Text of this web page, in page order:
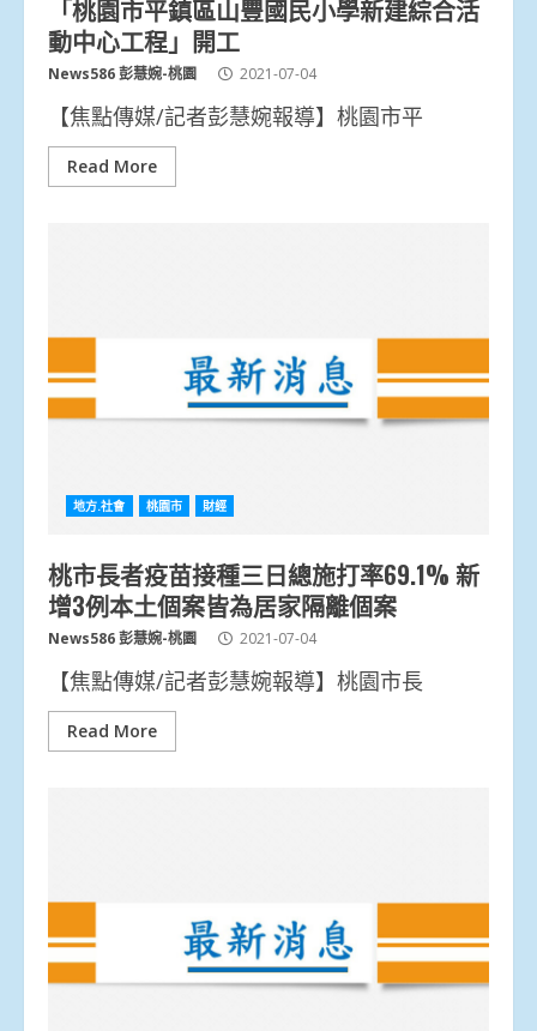
「桃園市平鎮區山豐國民小學新建綜合活
動中心工程」開工
News586 彭慧婉-桃園 2021-07-04
【焦點傳媒/記者彭慧婉報導】桃園市平
Read More
地方.社會 桃園市 財經
桃市長者疫苗接種三日總施打率69.1% 新
增3例本土個案皆為居家隔離個案
News586 彭慧婉-桃園 2021-07-04
【焦點傳媒/記者彭慧婉報導】桃園市長
Read More